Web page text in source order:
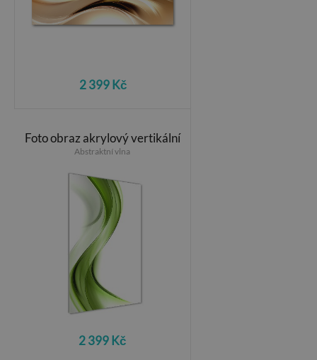
2 399 Kč
Foto obraz akrylový vertikální
Abstraktní vlna
2 399 Kč